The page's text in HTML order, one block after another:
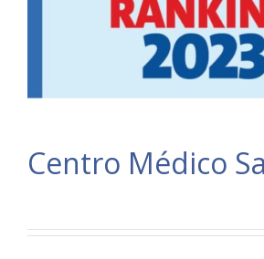
Centro Médico